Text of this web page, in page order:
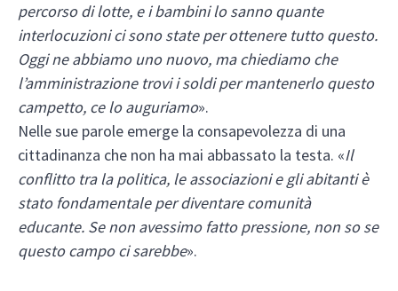
percorso di lotte, e i bambini lo sanno quante
interlocuzioni ci sono state per ottenere tutto questo.
Oggi ne abbiamo uno nuovo, ma chiediamo che
l’amministrazione trovi i soldi per mantenerlo questo
campetto, ce lo auguriamo».
Nelle sue parole emerge la consapevolezza di una
cittadinanza che non ha mai abbassato la testa. «Il
conflitto tra la politica, le associazioni e gli abitanti è
stato fondamentale per diventare comunità
educante. Se non avessimo fatto pressione, non so se
questo campo ci sarebbe».